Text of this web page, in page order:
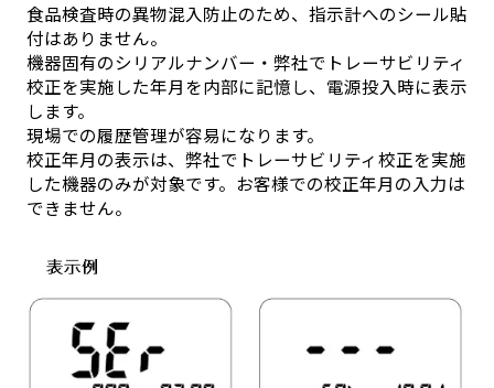
食品検査時の異物混入防止のため、指示計へのシール貼
付はありません。
機器固有のシリアルナンバー・弊社でトレーサビリティ
校正を実施した年月を内部に記憶し、電源投入時に表示
します。
現場での履歴管理が容易になります。
校正年月の表示は、弊社でトレーサビリティ校正を実施
した機器のみが対象です。お客様での校正年月の入力は
できません。